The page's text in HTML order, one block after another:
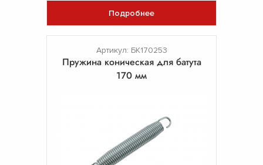
Подробнее
Артикул: БК170253
Пружина коническая для батута
170 мм